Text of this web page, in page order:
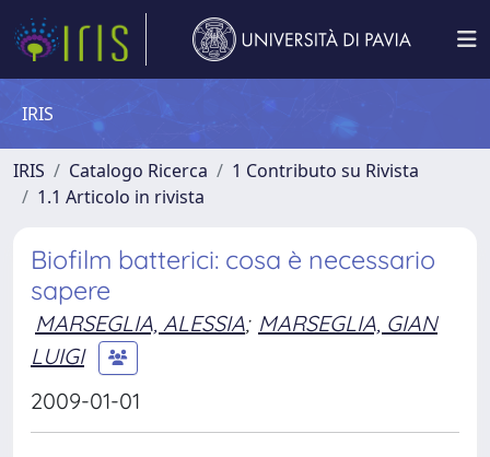
IRIS
IRIS Catalogo Ricerca
1 Contributo su Rivista
1.1 Articolo in rivista
Biofilm batterici: cosa è necessario
sapere
MARSEGLIA, ALESSIA; MARSEGLIA, GIAN
LUIGI
2009-01-01